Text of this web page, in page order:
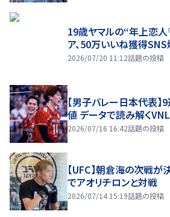
19歳ヤマルの“年上恋
ア、50万いいね獲得
2026/07/20 11:12話題の投稿
【男子バレー日本代表】
値 データで読み解く
2026/07/16 16:42話題の投稿
【UFC】朝倉海の次戦
でアオリチロンと対戦
2026/07/14 15:19話題の投稿